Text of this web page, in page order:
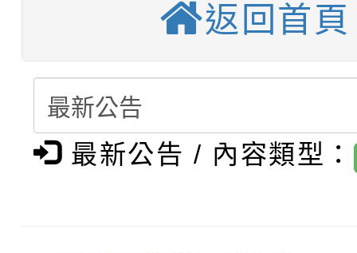
結果(第3招)
學年度第1學期第9次
結果(第4招)
【甄選結果(第12招)】
學年度第1學期第7次代
結果(第12招)
轉知：桃園市115學年
賽及師生本土語及新住
賽實施要點
轉知：「桃園市115學
比賽實施要點」
轉知：「115年金融知
返回首頁
最新公告 / 內容類型：